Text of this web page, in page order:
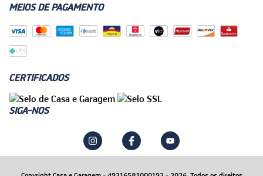
MEIOS DE PAGAMENTO
CERTIFICADOS
SIGA-NOS